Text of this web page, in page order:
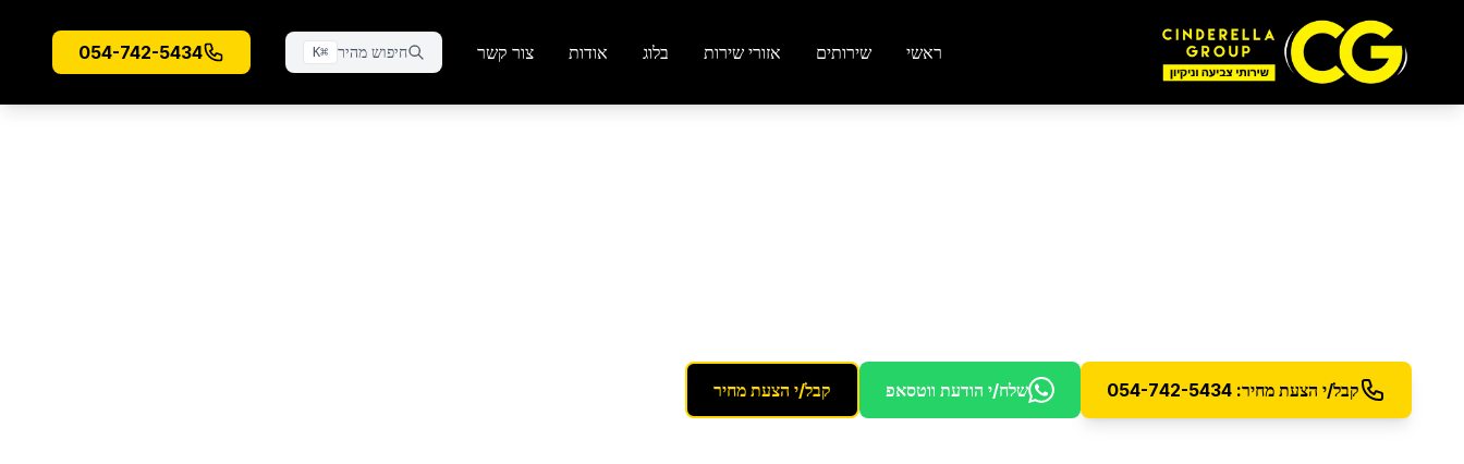
ראשי שירותים אזורי שירות בלוג אודות צור קשר חיפוש מהיר ⌘
K
054-742-5434
קבל/י הצעת מחיר: 054-742-5434 שלח/י הודעת ווטסאפ קבל/י הצעת מחיר